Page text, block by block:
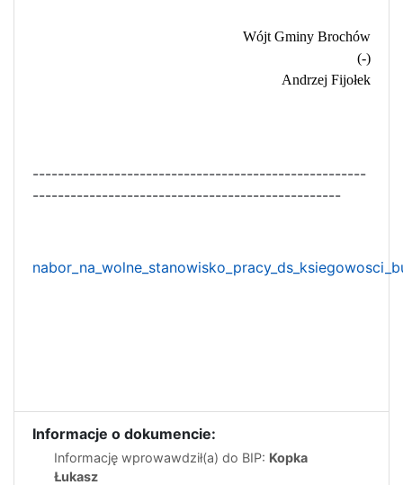
Wójt Gminy Brochów
(-)
Andrzej Fijołek
-----------------------------------------------------
-------------------------------------------------
Informacje o dokumencie:
Informację wprowawdził(a) do BIP: Kopka
Łukasz